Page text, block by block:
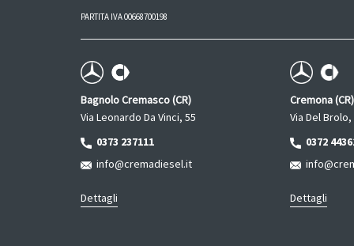
PARTITA IVA 00668700198
Bagnolo Cremasco (CR)
Via Leonardo Da Vinci, 55
0373 237111
info@cremadiesel.it
Dettagli
Cremona (CR)
Via Del Brolo,
0372
Dettagli